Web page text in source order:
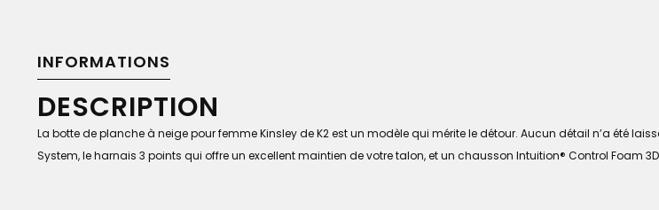
INFORMATIONS
DESCRIPTION
La botte de planche à neige pour femme Kinsley de K2 est un modèle qui mérite le détour. Aucun détail n’a été
System, le harnais 3 points qui offre un excellent maintien de votre talon, et un chausson Intuition® Control Foam